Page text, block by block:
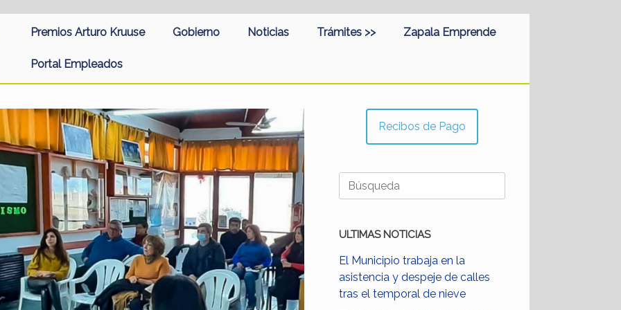
Premios Arturo Kruuse Gobierno Noticias Trámites >> Zapala Emprende
Portal Empleados
Recibos de Pago
Buscar:
ULTIMAS NOTICIAS
El Municipio trabaja en la
asistencia y despeje de calles
tras el temporal de nieve